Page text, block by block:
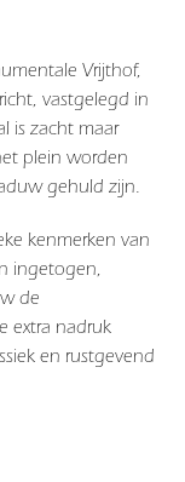
Vrijthof,
, vastgelegd in
is zacht maar
plein worden
gehuld zijn.
kenmerken van
ingetogen,
de
extra nadruk
en rustgevend